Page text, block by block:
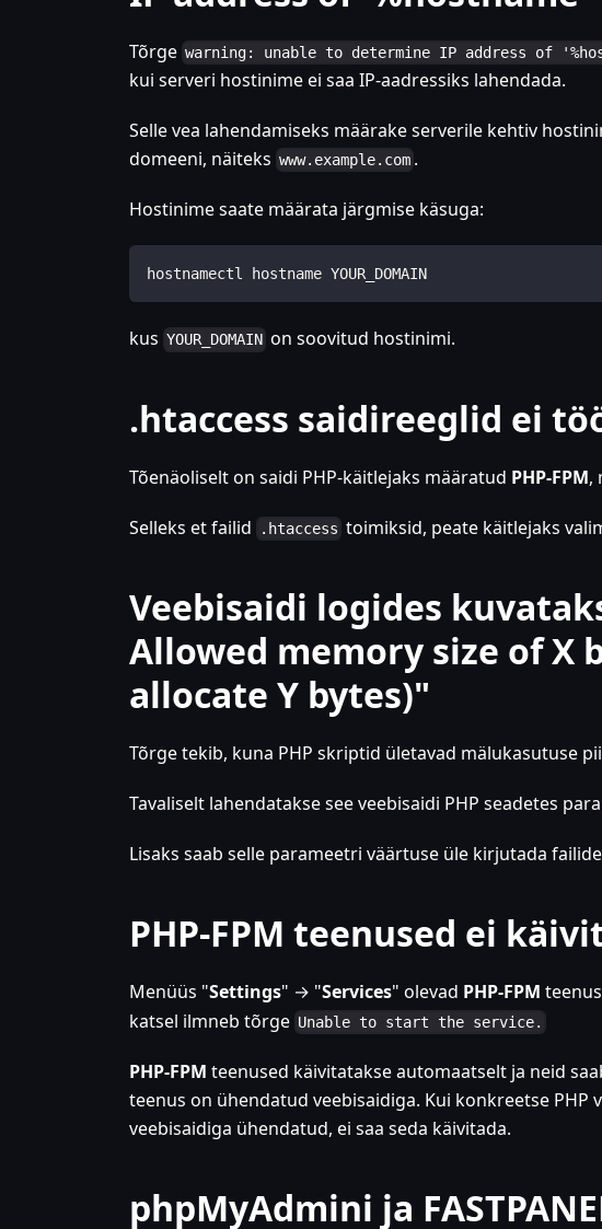
Tõrge warning: unable to determine IP address of
kui serveri hostinime ei saa IP-aadressiks lahendada.
Selle vea lahendamiseks määrake serverile kehtiv
domeeni, näiteks www.example.com .
Hostinime saate määrata järgmise käsuga:
hostnamectl hostname YOUR_DOMAIN
kus YOUR_DOMAIN on soovitud hostinimi.
.htaccess saidireeglid ei
Tõenäoliselt on saidi PHP-käitlejaks määratud PHP-FPM,
Selleks et failid .htaccess toimiksid, peate käitlejaks
Veebisaidi logides
Allowed memory size of X
allocate Y bytes)"
Tõrge tekib, kuna PHP skriptid ületavad mälukasutuse
Tavaliselt lahendatakse see veebisaidi PHP seadetes
Lisaks saab selle parameetri väärtuse üle kirjutada
PHP-FPM teenused ei
Menüüs "Settings" → "Services" olevad PHP-FPM
katsel ilmneb tõrge Unable to start the service.
PHP-FPM teenused käivitatakse automaatselt ja neid
teenus on ühendatud veebisaidiga. Kui konkreetse PHP
veebisaidiga ühendatud, ei saa seda käivitada.
phpMyAdmini ja